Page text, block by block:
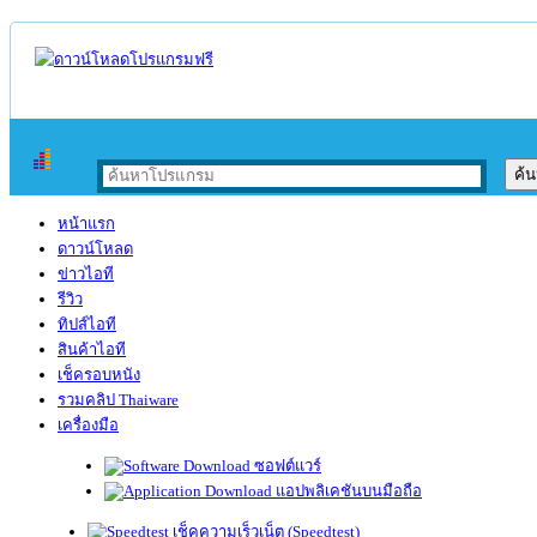
หน้าแรก
ดาวน์โหลด
ข่าวไอที
รีวิว
ทิปส์ไอที
สินค้าไอที
เช็ครอบหนัง
รวมคลิป Thaiware
เครื่องมือ
ซอฟต์แวร์
แอปพลิเคชันบนมือถือ
เช็คความเร็วเน็ต (Speedtest)